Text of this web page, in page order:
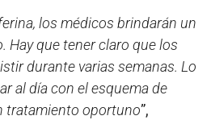
los médicos brindarán un
que tener claro que los
durante varias semanas. Lo
al día con el esquema de
tratamiento oportuno”,